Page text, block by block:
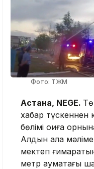
Фото: ТЖМ
Астана, NEGE.
хабар түскеннен
бөлімі оқиға
Алдын ала
мектеп
метр аумақтағы